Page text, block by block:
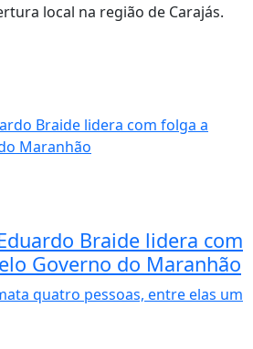
local na região de Carajás.
Braide lidera com
Governo do Maranhão